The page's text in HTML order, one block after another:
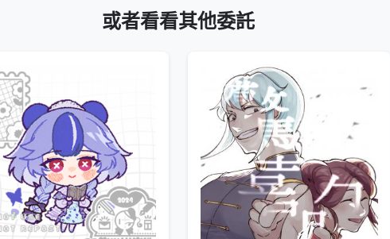
或者看看其他委託